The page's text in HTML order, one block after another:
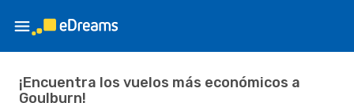
¡Encuentra los vuelos más económicos a
Goulburn!